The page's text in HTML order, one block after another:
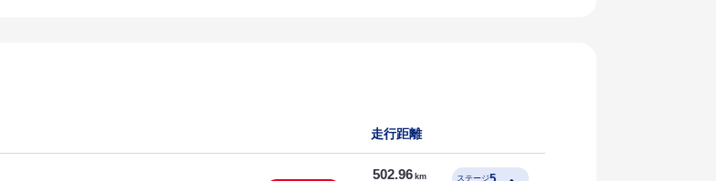
走行距離
502.96 km ステージ